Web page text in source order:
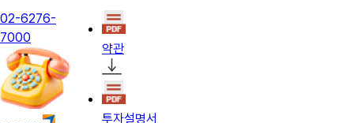
02-6276-
7000
약관
투자설명서